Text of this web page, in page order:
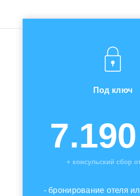
Под ключ
7.190
+ консульский сбор
- бронирование отеля